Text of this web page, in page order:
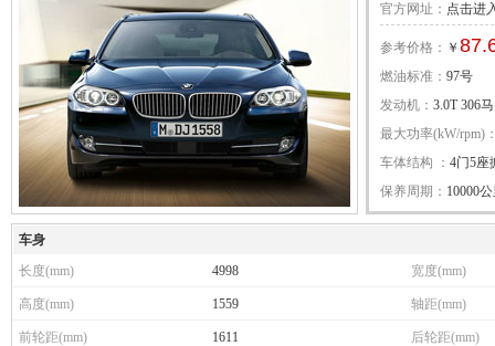
官方网址： 点击进
参考价格： ￥
燃油标准： 97号
发动机： 3.0T 306
最大功率(kW/rpm)
车体结构 ： 4门5座
保养周期： 10000
车身
长度(mm)
4998 宽度(mm)
高度(mm) 1559 轴距(mm)
前轮距(mm) 1611 后轮距(mm)